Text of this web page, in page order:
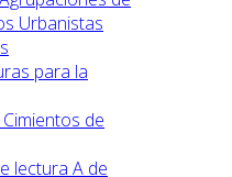
Urbanistas
para la
de
lectura A de